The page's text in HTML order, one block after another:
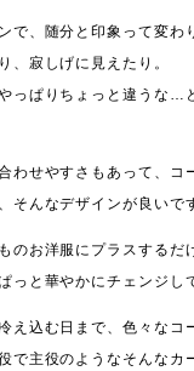
で、随分と印象って変わ
、寂しげに見えたり。
っぱりちょっと違うな…
わせやすさもあって、コ
そんなデザインが良いで
のお洋服にプラスする
っと華やかにチェンジし
え込む日まで、色々なコ
で主役のようなそんなカ